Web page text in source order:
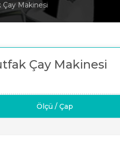
Çay Makinesi
Çay Makinesi
Ölçü / Çap